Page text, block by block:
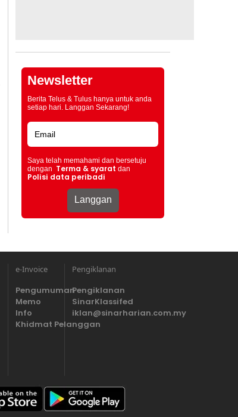
Newsletter
Berita Telus & Tulus hanya untuk anda
setiap hari. Langgan Sekarang!
Saya telah memahami dan bersetuju
dengan Terma & syarat dan
Polisi data peribadi
e-Invoice
Pengumuman
Memo
Info
Khidmat Pelanggan
Pengiklanan
Pengiklanan
SinarKlassifed
iklan@sinarharian.com.my